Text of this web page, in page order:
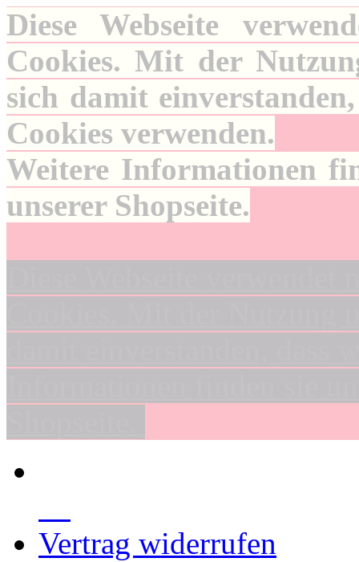
Diese Webseite
Cookies. Mit der
sich damit
Cookies verwenden.
Weitere Informationen
unserer Shopseite.
Vertrag widerrufen